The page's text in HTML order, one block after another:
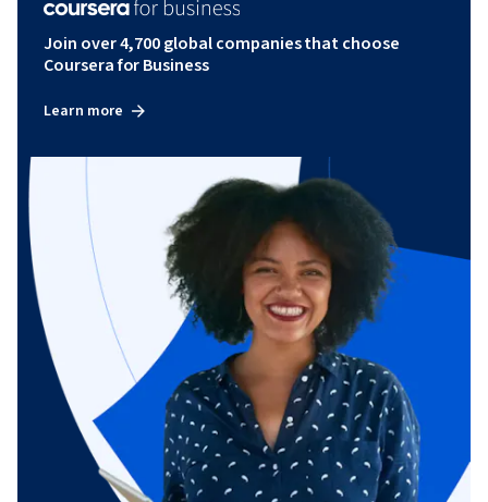
Join over 4,700 global companies that choose
Coursera for Business
Learn more